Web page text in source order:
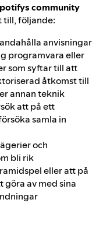
community
till, följande:
anvisningar
programvara eller
som syftar till att
åtkomst till
annan teknik
att på ett
samla in
och
bli rik
eller att på
av med sina